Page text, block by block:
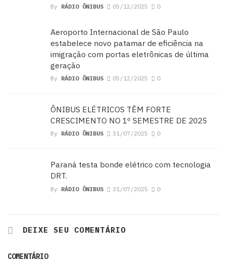
By RÁDIO ÔNIBUS 05/12/2025 0
Aeroporto Internacional de São Paulo
estabelece novo patamar de eficiência na
imigração com portas eletrônicas de última
geração
By RÁDIO ÔNIBUS 05/12/2025 0
ÔNIBUS ELÉTRICOS TÊM FORTE
CRESCIMENTO NO 1º SEMESTRE DE 2025
By RÁDIO ÔNIBUS 31/07/2025 0
Paraná testa bonde elétrico com tecnologia
DRT.
By RÁDIO ÔNIBUS 31/07/2025 0
DEIXE SEU COMENTÁRIO
COMENTÁRIO